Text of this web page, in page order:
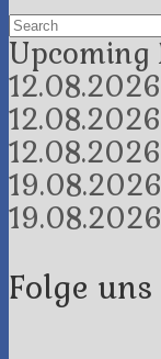
Search
for:
Upcoming
Folge